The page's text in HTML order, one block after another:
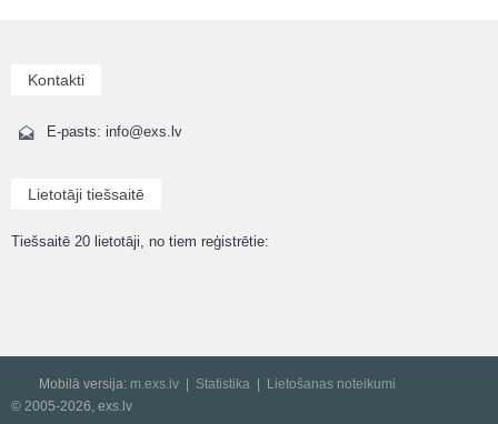
Kontakti
E-pasts: info@exs.lv
Lietotāji tiešsaitē
Tiešsaitē 20 lietotāji, no tiem reģistrētie:
Mobilā versija: m.exs.lv Statistika
Lietošanas noteikumi
© 2005-2026, exs.lv